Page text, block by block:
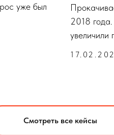
уже был
2018
увеличили
Смотреть все кейсы